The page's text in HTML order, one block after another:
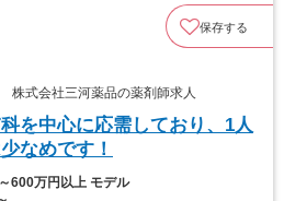
保存する
株式会社三河薬品の薬剤師求人
を中心に応需しており、1人
なめです！
600万円以上 モデル